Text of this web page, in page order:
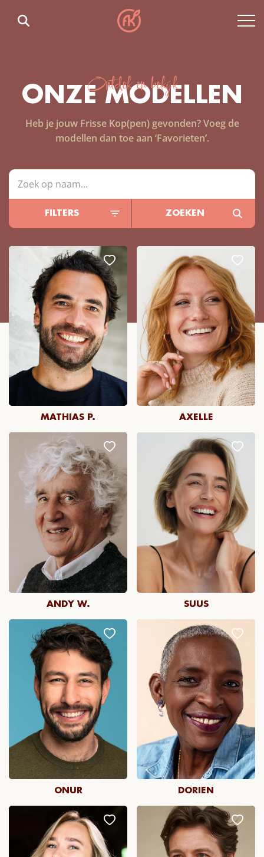
Ontdek en bekijk
ONZE MODELLEN
Heb je jouw Frisse Kop(pen) gevonden? Voeg de
modellen dan toe aan ‘Favorieten’.
FILTERS ZOEKEN
MATHIAS P. AXELLE
ANDY W. SUUS
ONUR DORIEN